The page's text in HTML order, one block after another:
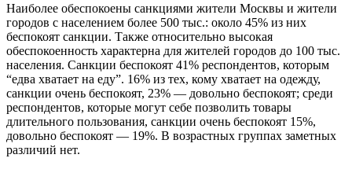
Наиболее обеспокоены санкциями жители Москвы и жители
городов с населением более 500 тыс.: около 45% из них
беспокоят санкции. Также относительно высокая
обеспокоенность характерна для жителей городов до 100 тыс.
населения. Санкции беспокоят 41% респондентов, которым
“едва хватает на еду”. 16% из тех, кому хватает на одежду,
санкции очень беспокоят, 23% — довольно беспокоят; среди
респондентов, которые могут себе позволить товары
длительного пользования, санкции очень беспокоят 15%,
довольно беспокоят — 19%. В возрастных группах заметных
различий нет.